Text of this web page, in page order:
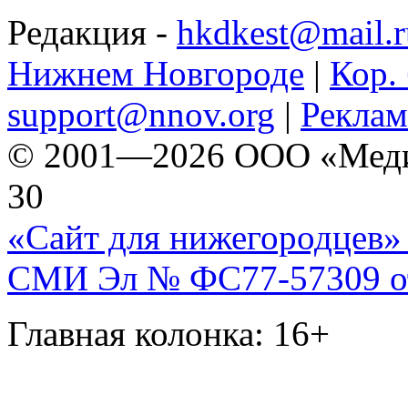
Редакция -
Нижнем Новгороде | Кор.
support@nnov.org |
© 2001—2026 ООО
30
«Сайт для нижегородцев»
СМИ Эл № ФС77-57309
Главная колонка: 16+